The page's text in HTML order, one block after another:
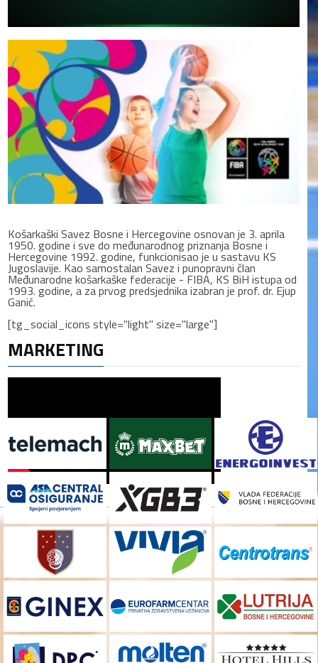
Košarkaški Savez Bosne i Hercegovine osnovan je 3. aprila
1950. godine i sve do međunarodnog priznanja Bosne i
Hercegovine 1992. godine, funkcionisao je u sastavu KS
Jugoslavije. Kao samostalan Savez i punopravni član
Međunarodne košarkaške federacije - FIBA, KS BiH istupa od
1993. godine, a za prvog predsjednika izabran je prof. dr. Ejup
Ganić.
[tg_social_icons style="light" size="large"]
MARKETING